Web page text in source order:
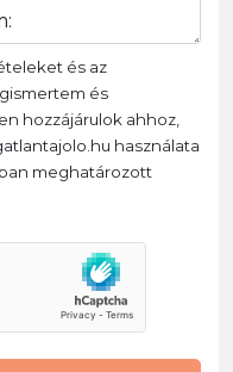
és az
és
hozzájárulok ahhoz,
használata
meghatározott